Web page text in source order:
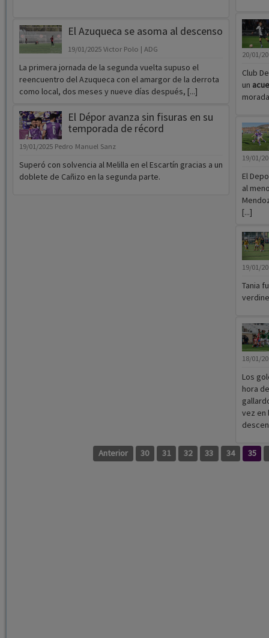
El Azuqueca se asoma al descenso
19/01/2025 Victor Polo | ADG
La primera jornada de la segunda vuelta supuso el
reencuentro del Azuqueca con el amargor de la derrota
como local, dos meses y nueve días después, [...]
El Dépor avanza sin fisuras en su
temporada de récord
19/01/2025 Pedro Manuel Sanz
Superó con solvencia al Melilla en el Escartín gracias a un
doblete de Cañizo en la segunda parte.
20/01/
Club
un
19/01/
El
al
[...]
19/01/
Tania
18/01/
Los
hora
vez en
Anterior 30 31 32 33 34 35